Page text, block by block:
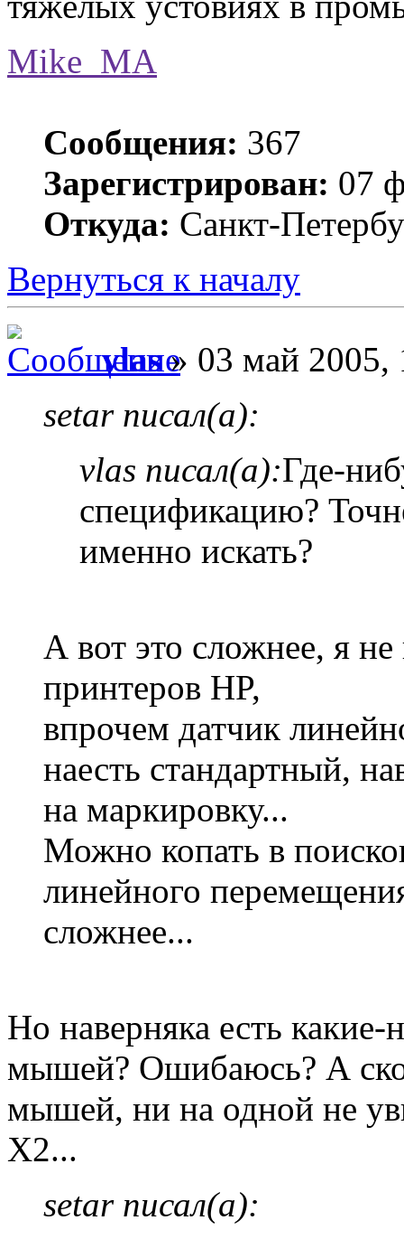
Mike_MA
Сообщения: 367
Зарегистрирован: 07
Откуда: Санкт-
Вернуться к началу
vlas» 03 май 2005,
setar писал(а):
vlas писал(а):Где-
спецификацию?
именно искать?
А вот это сложнее, я
принтеров HP,
впрочем датчик
наесть стандартный,
на маркировку...
Можно копать в
линейного
сложнее...
Но наверняка есть
мышей? Ошибаюсь? А
мышей, ни на одной не
X2...
setar писал(а):